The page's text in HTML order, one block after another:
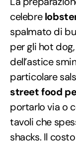
celebre
spalmato di
per gli hot
dell’astice
particolare
street food
portarlo via o
tavoli che
shacks. Il